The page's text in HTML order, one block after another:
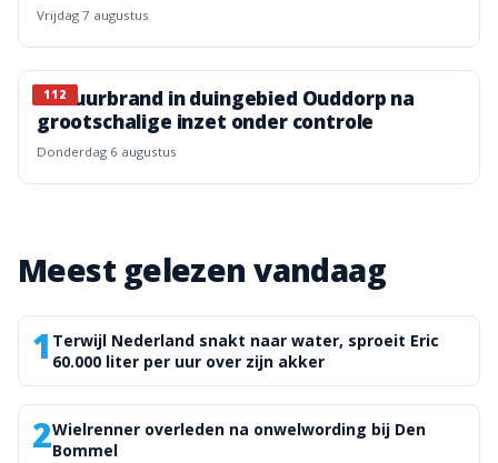
vrijdag 7 augustus
112
Natuurbrand in duingebied Ouddorp na
grootschalige inzet onder controle
donderdag 6 augustus
Meest gelezen vandaag
1 Terwijl Nederland snakt naar water, sproeit Eric
60.000 liter per uur over zijn akker
2Wielrenner overleden na onwelwording bij Den
Bommel